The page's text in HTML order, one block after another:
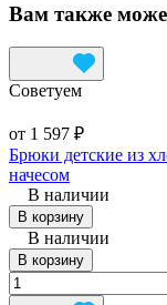
Вам также
Советуем
от 1 597 ₽
Брюки детские из
начесом
В наличии
В корзину
В наличии
В корзину